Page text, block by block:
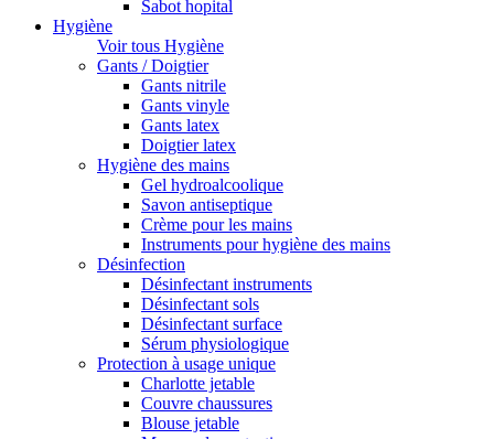
Sabot hopital
Hygiène
Voir tous Hygiène
Gants / Doigtier
Gants nitrile
Gants vinyle
Gants latex
Doigtier latex
Hygiène des mains
Gel hydroalcoolique
Savon antiseptique
Crème pour les mains
Instruments pour hygiène des mains
Désinfection
Désinfectant instruments
Désinfectant sols
Désinfectant surface
Sérum physiologique
Protection à usage unique
Charlotte jetable
Couvre chaussures
Blouse jetable